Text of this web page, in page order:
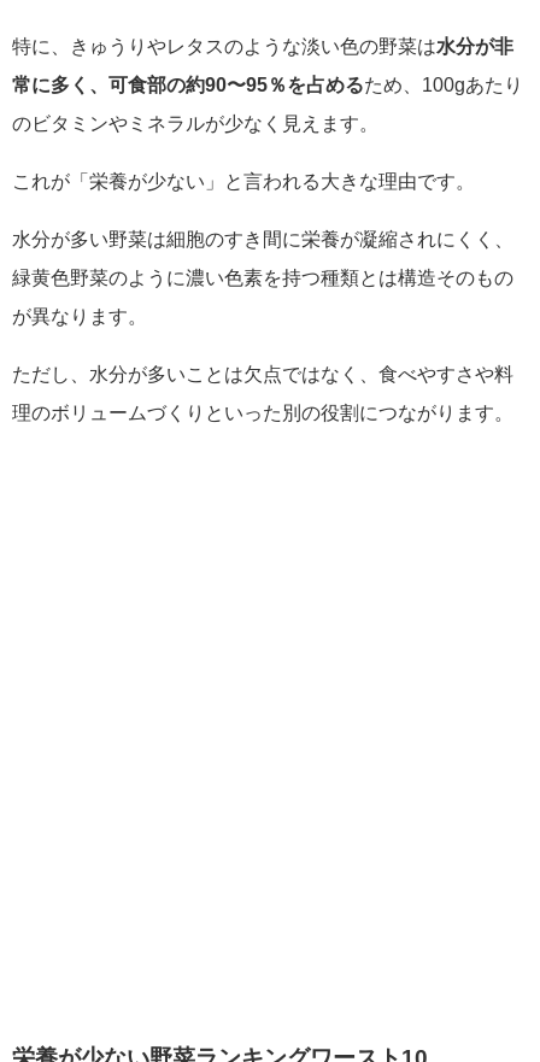
特に、きゅうりやレタスのような淡い色の野菜は水分が非
常に多く、可食部の約90〜95％を占めるため、100gあたり
のビタミンやミネラルが少なく見えます。
これが「栄養が少ない」と言われる大きな理由です。
水分が多い野菜は細胞のすき間に栄養が凝縮されにくく、
緑黄色野菜のように濃い色素を持つ種類とは構造そのもの
が異なります。
ただし、水分が多いことは欠点ではなく、食べやすさや料
理のボリュームづくりといった別の役割につながります。